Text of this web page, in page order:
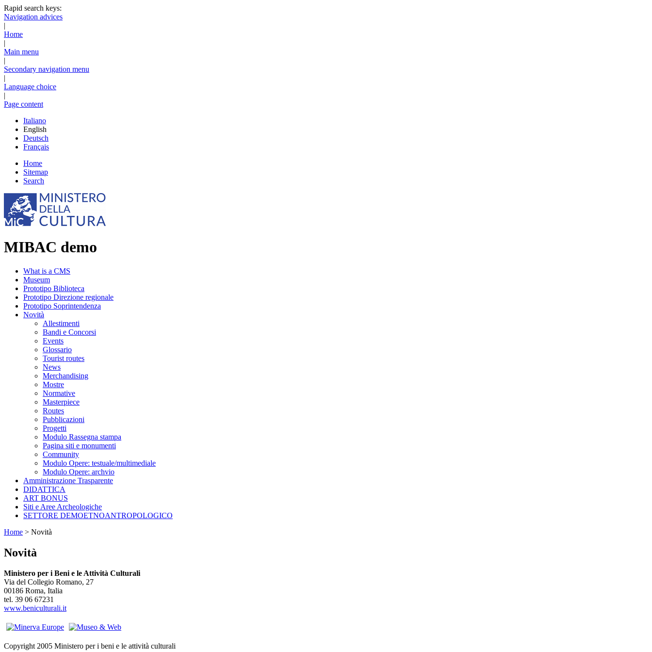
Rapid search keys:
Navigation advices
|
Home
|
Main menu
|
Secondary navigation menu
|
Language choice
|
Page content
Italiano
English
Deutsch
Français
Home
Sitemap
Search
MIBAC demo
What is a CMS
Museum
Prototipo Biblioteca
Prototipo Direzione regionale
Prototipo Soprintendenza
Novità
Allestimenti
Bandi e Concorsi
Events
Glossario
Tourist routes
News
Merchandising
Mostre
Normative
Masterpiece
Routes
Pubblicazioni
Progetti
Modulo Rassegna stampa
Pagina siti e monumenti
Community
Modulo Opere: testuale/multimediale
Modulo Opere: archvio
Amministrazione Trasparente
DIDATTICA
ART BONUS
Siti e Aree Archeologiche
SETTORE DEMOETNOANTROPOLOGICO
Home > Novità
Novità
Ministero per i Beni e le Attività Culturali
Via del Collegio Romano, 27
00186 Roma, Italia
tel. 39 06 67231
www.beniculturali.it
Copyright 2005 Ministero per i beni e le attività culturali